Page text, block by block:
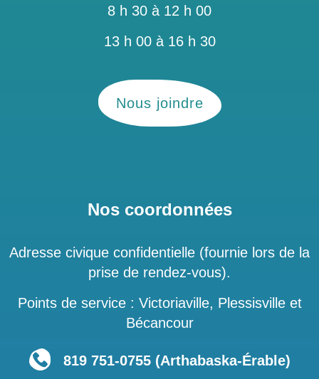
8 h 30 à 12 h 00
13 h 00 à 16 h 30
Nous joindre
Nos coordonnées
Adresse civique confidentielle (fournie lors de la
prise de rendez-vous).
Points de service : Victoriaville, Plessisville et
Bécancour
819 751‑0755 (Arthabaska-Érable)